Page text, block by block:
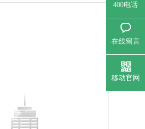
400电话
在线留言
移动官网